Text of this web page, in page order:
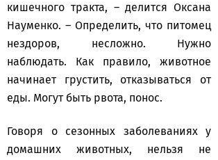
кишечного тракта, – делится Оксана
Науменко. – Определить, что питомец
нездоров, несложно. Нужно
наблюдать. Как правило, животное
начинает грустить, отказываться от
еды. Могут быть рвота, понос.
Говоря о сезонных заболеваниях у
домашних животных, нельзя не